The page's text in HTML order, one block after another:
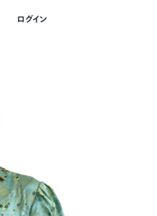
ログイン